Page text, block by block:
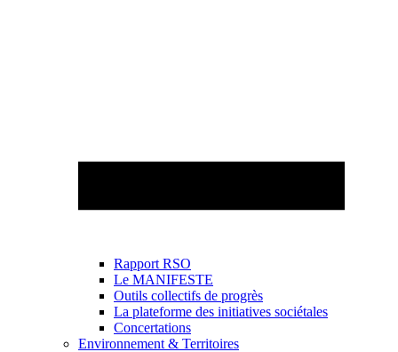
Rapport RSO
Le MANIFESTE
Outils collectifs de progrès
La plateforme des initiatives sociétales
Concertations
Environnement & Territoires